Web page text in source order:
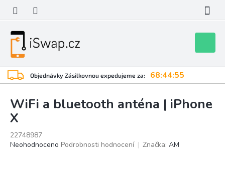
obsah
Objednávky Zásilkovnou expedujeme za: 68:44:55
košík
WiFi a bluetooth anténa | iPhone
X
22748987
Průměrné
Neohodnoceno Podrobnosti hodnocení Značka: AM